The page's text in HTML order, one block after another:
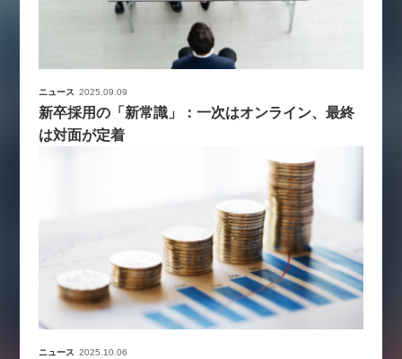
ニュース 2025.09.09
新卒採用の「新常識」：一次はオンライン、最終
は対面が定着
ニュース 2025.10.06